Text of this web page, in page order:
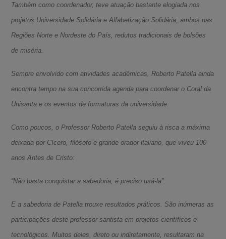
Também como coordenador, teve atuação bastante elogiada nos
projetos Universidade Solidária e Alfabetização Solidária, ambos nas
Regiões Norte e Nordeste do País, redutos tradicionais de bolsões
de miséria.
Sempre envolvido com atividades acadêmicas, Roberto Patella ainda
encontra tempo na sua concorrida agenda para coordenar o Coral da
Unisanta e os eventos de formaturas da universidade.
Como poucos, o Professor Roberto Patella seguiu à risca a máxima
deixada por Cícero, filósofo e grande orador italiano, que viveu 100
anos Antes de Cristo:
“Não basta conquistar a sabedoria, é preciso usá-la”.
E a sabedoria de Patella trouxe resultados práticos. São inúmeras as
participações deste professor santista em projetos científicos e
tecnológicos. Muitos deles, direto ou indiretamente, resultaram na